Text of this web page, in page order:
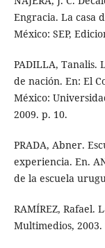
Engracia. La casa
México: SEP,
PADILLA, Tanalis.
de nación. En: El
México:
2009. p. 10.
PRADA, Abner.
experiencia. En.
de la escuela
RAMÍREZ, Rafael.
Multimedios, 2003.